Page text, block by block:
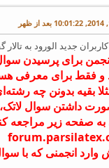
جدید الورود به
برای پرسیدن
و فقط برای معرفی
بقیه بدونن چه
داشتن سوال لاتک،
به صفحه زیر مراجعه
وارد انجمنی که با